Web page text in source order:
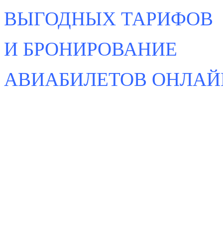
ВЫГОДНЫХ ТАРИФОВ
И БРОНИРОВАНИЕ
АВИАБИЛЕТОВ